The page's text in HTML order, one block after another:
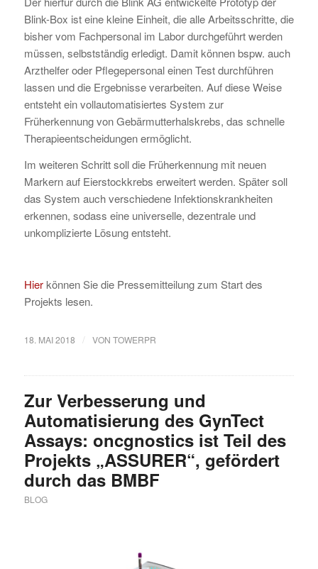
Blink-Box ist eine kleine Einheit, die alle Arbeitsschritte, die
bisher vom Fachpersonal im Labor durchgeführt werden
müssen, selbstständig erledigt. Damit können bspw. auch
Arzthelfer oder Pflegepersonal einen Test durchführen
lassen und die Ergebnisse verarbeiten. Auf diese Weise
entsteht ein vollautomatisiertes System zur
Früherkennung von Gebärmutterhalskrebs, das schnelle
Therapieentscheidungen ermöglicht.
Im weiteren Schritt soll die Früherkennung mit neuen
Markern auf Eierstockkrebs erweitert werden. Später soll
das System auch verschiedene Infektionskrankheiten
erkennen, sodass eine universelle, dezentrale und
unkomplizierte Lösung entsteht.
Hierkönnen Sie die Pressemitteilung zum Start des
Projekts lesen.
18. MAI 2018 / VON TOWERPR
Zur Verbesserung und
Automatisierung des GynTect
Assays: oncgnostics ist Teil des
Projekts „ASSURER“, gefördert
durch das BMBF
BLOG